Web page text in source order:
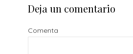
Deja un comentario
Comenta